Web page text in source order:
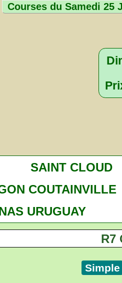
Courses du Samedi 25
SAINT CLOUD
COUTAINVILLE
URUGUAY
R7
Simple